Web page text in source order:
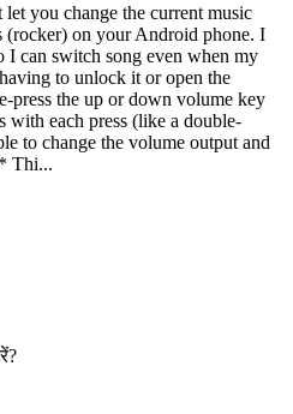
you change the current music
(rocker) on your Android phone. I
I can switch song even when my
to unlock it or open the
press the up or down volume key
with each press (like a double-
to change the volume output and
Thi...